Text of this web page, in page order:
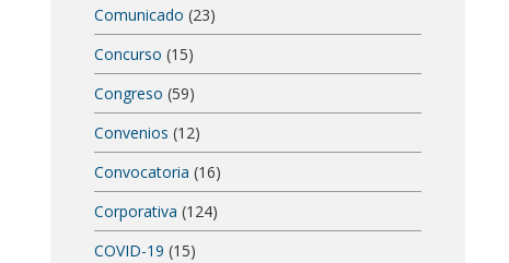
Comunicado (23)
Concurso (15)
Congreso (59)
Convenios (12)
Convocatoria (16)
Corporativa (124)
COVID-19 (15)